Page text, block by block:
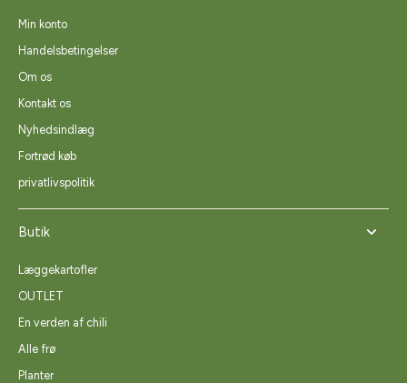
Min konto
Handelsbetingelser
Om os
Kontakt os
Nyhedsindlæg
Fortrød køb
privatlivspolitik
Butik
Læggekartofler
OUTLET
En verden af chili
Alle frø
Planter